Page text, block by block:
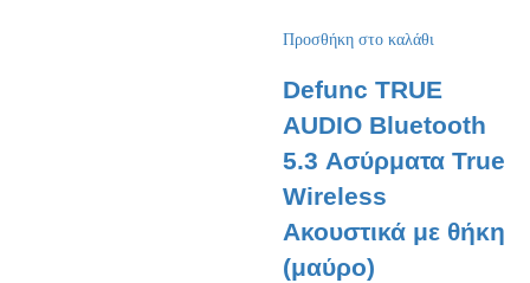
Προσθήκη στο καλάθι
Defunc TRUE
AUDIO Bluetooth
5.3 Ασύρματα True
Wireless
Ακουστικά με θήκη
(μαύρο)